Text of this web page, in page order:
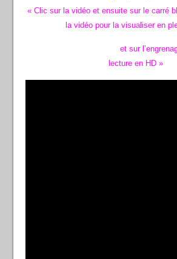
« Clic sur la vidéo et ensuite sur le carré
la vidéo pour la visualiser en
et sur l’engrenage
lecture en HD »